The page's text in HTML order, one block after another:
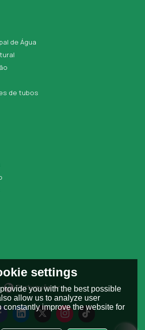
de Água
de tubos
Português
settings
you with the best possible
allow us to analyze user
constantly improve the website for